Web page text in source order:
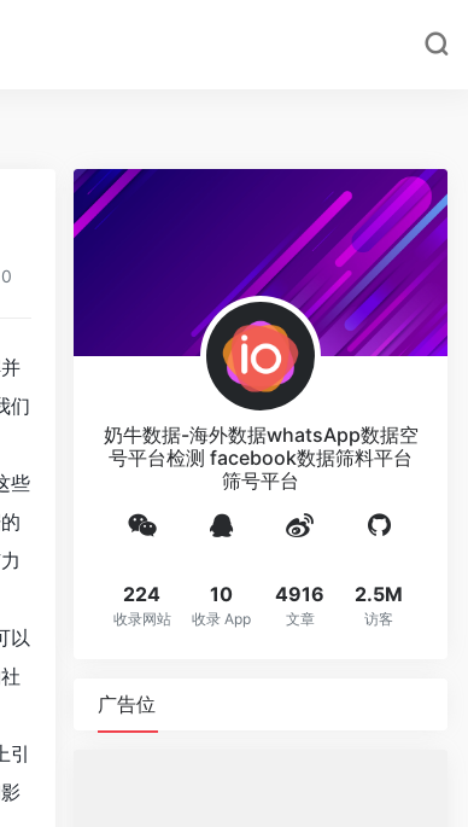
0
们
些
以
引
奶牛数据-海外数据whatsApp数据空
号平台检测 facebook数据筛料平台
筛号平台
224
收录网站
10
收录 App
4916
文章
2.5M
访客
广告位